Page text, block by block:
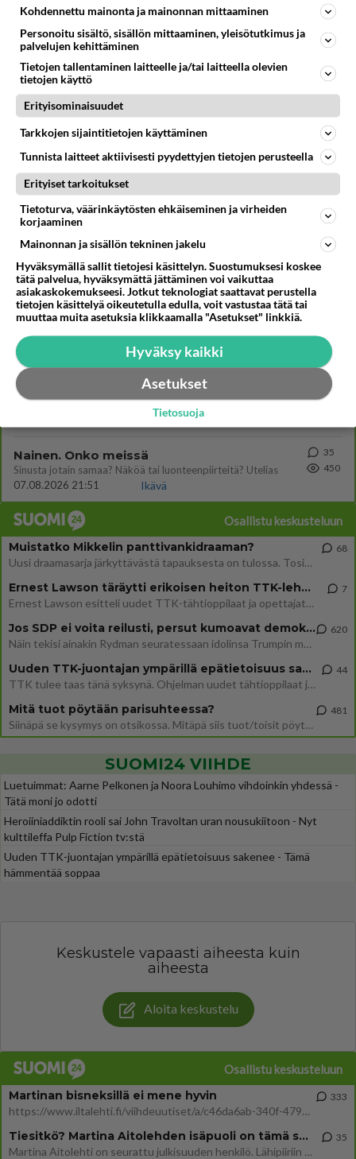
07.08.2026 12:07
Jämsä
702
Mitä haluaisit kysyä tänään
Kaivatultasi? Anna jokin tunniste itsestäni tai hänestä.
07.08.2026 13:15
Ikävä
670
En välitä sinusta yhtään
07.08.2026 17:14
Ikävä
38
600
Olen luovuttanut
07.08.2026 15:03
583
Ei se nainen edes oo
mitenkään nätti 🤣🤣🤣🤣🤣
08.08.2026 19:19
Ikävä
Ernest Lawson täräytti erikoisen heiton TTK-lehdistötilaisuudessa: " Onko tässä tarkoituksena...?"
Ernest Lawson esitteli uudet TTK-tähtioppilaat ja opettajat torstaina 6.8. lehdistölle. Tulevalla kaudella on yksi hausk
07.08.2026 07:20
Kotimaiset julkkisjuorut
576
Hyvä ihminen
Koetko olevasi hyvä ihminen ja kohteletko toisia arvostavasti?
Ikävä
78
Nainen. Onko meissä
Sinusta jotain samaa? Näköä tai luonteenpiirteitä? Utelias
07.08.2026 21:51
Ikävä
35
450
Osallistu keskusteluun
Muistatko Mikkelin panttivankidraaman?
Uusi draamasarja järkyttävästä tapauksesta on tulossa. Tositapahtumiin perustuva sarja ammentaa vuoden 1986 Mikkelin pan
68
Ernest Lawson täräytti erikoisen heiton TTK-lehdistötilaisuudessa: " Onko tässä tarkoituksena...?"
Ernest Lawson esitteli uudet TTK-tähtioppilaat ja opettajat torstaina 6.8. lehdistölle. Tulevalla kaudella on yksi hausk
7
Jos SDP ei voita reilusti, persut kumoavat demokratian Suomesta
Näin tekisi ainakin Rydman seuratessaan idolinsa Trumpin mallia https://www.is.fi/politiikka/art-2000012187244.html
620
Uuden TTK-juontajan ympärillä epätietoisuus sakenee - Nyt MTV hämmentää soppaa
TTK tulee taas tänä syksynä. Ohjelman uudet tähtioppilaat julkistetaan torstaina 6. elokuuta klo 14 alkavassa lehdistö
44
Mitä tuot pöytään parisuhteessa?
Siinäpä se kysymys on otsikossa. Mitäpä siis tuot/toisit pöytään parisuhteessa? Oletko mies vai nainen? Koetko sen mitä
481
SUOMI24 VIIHDE
Luetuimmat: Aarne Pelkonen ja Noora Louhimo vihdoinkin yhdessä -
Tätä moni jo odotti
Heroiiniaddiktin rooli sai John Travoltan uran nousukiitoon - Nyt
kulttileffa Pulp Fiction tv:stä
Uuden TTK-juontajan ympärillä epätietoisuus sakenee - Tämä
hämmentää soppaa
Keskustele vapaasti aiheesta kuin
aiheesta
Aloita keskustelu
Osallistu keskusteluun
Martinan bisneksillä ei mene hyvin
https://www.iltalehti.fi/viihdeuutiset/a/c46da6ab-340f-4790-aaa7-0865eed2336 Yrityksen konkurssihakemus on tullut kärä
333
Tiesitkö? Martina Aitolehden isäpuoli on tämä suosittu laulaja
Martina Aitolehti on seurattu julkisuuden henkilö. Lähipiiriin mahtuu muitakin tunnettuja henkilöitä. Tiesitkö, että Ma
35
Kohdennettu mainonta ja mainonnan mittaaminen
Personoitu sisältö, sisällön mittaaminen, yleisötutkimus ja
palvelujen kehittäminen
Tietojen tallentaminen laitteelle ja/tai laitteella olevien
tietojen käyttö
Erityisominaisuudet
Tarkkojen sijaintitietojen käyttäminen
Tunnista laitteet aktiivisesti pyydettyjen tietojen perusteella
Erityiset tarkoitukset
Tietoturva, väärinkäytösten ehkäiseminen ja virheiden
korjaaminen
Mainonnan ja sisällön tekninen jakelu
Hyväksymällä sallit tietojesi käsittelyn. Suostumuksesi koskee
tätä palvelua, hyväksymättä jättäminen voi vaikuttaa
asiakaskokemukseesi. Jotkut teknologiat saattavat perustella
tietojen käsittelyä oikeutetulla edulla, voit vastustaa tätä tai
muuttaa muita asetuksia klikkaamalla "Asetukset" linkkiä.
Hyväksy kaikki
Asetukset
Tietosuoja